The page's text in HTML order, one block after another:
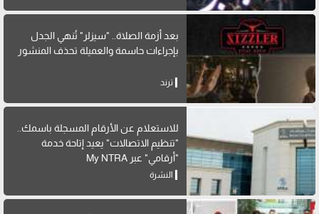
بعد أزمة الصلاة.. "سيزلر" تُنهي الجدل
بإجراءات حاسمة والعميلة تحذف المنشور
ترند
للاستعلام عن الأرقام المسجلة باسمك..
"تنظيم الاتصالات" يعيد إتاحة خدمة
"أرقامي" عبر My NTRA
النشرة